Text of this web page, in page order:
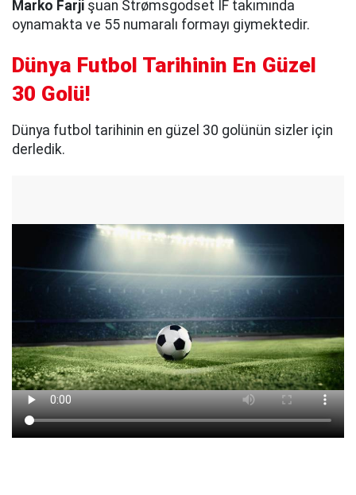
Marko Farji şuan Strømsgodset IF takımında
oynamakta ve 55 numaralı formayı giymektedir.
Dünya Futbol Tarihinin En Güzel
30 Golü!
Dünya futbol tarihinin en güzel 30 golünün sizler için
derledik.